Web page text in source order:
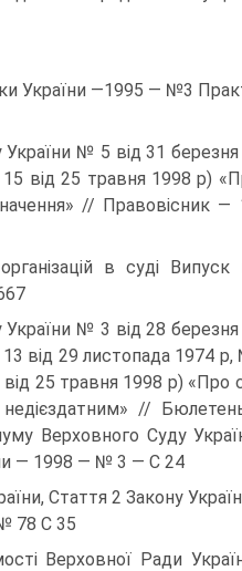
України —1995 — №3
№ 5 від 31
від 25 травня 1998 р)
// Правовісник
в суді Випуск
№ 3 від 28
від 29 листопада 1974 р,
25 травня 1998 р) «Про
//
Верховного Суду
— 1998 — № 3 — С 24
Стаття 2 Закону
78 С 35
Верховної Ради